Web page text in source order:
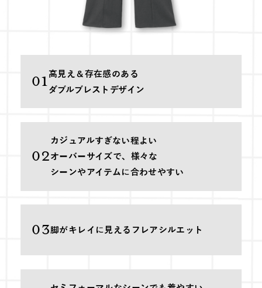
01高見え＆存在感のある
ダブルブレストデザイン
02
カジュアルすぎない程よい
オーバーサイズで、様々な
シーンやアイテムに合わせやすい
03脚がキレイに見える フレアシルエット